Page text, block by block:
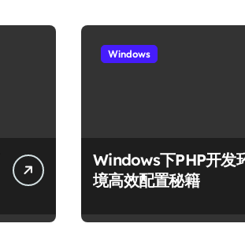
Windows
Windows下PHP开发
境高效配置秘籍